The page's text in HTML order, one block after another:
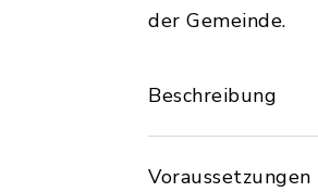
der Gemeinde.
Beschreibung
Voraussetzungen